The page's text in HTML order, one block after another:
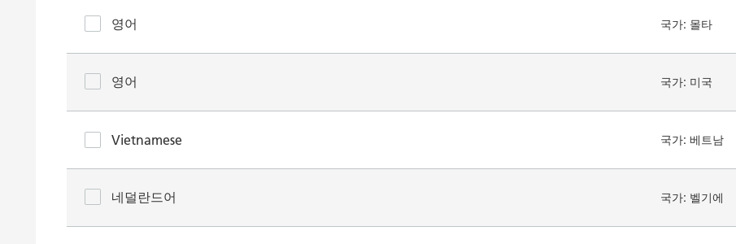
영어 국가: 몰타
영어 국가: 미국
Vietnamese 국가: 베트남
네덜란드어 국가: 벨기에